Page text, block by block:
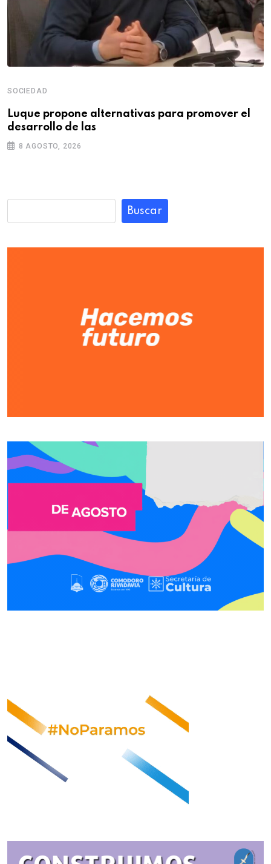
SOCIEDAD
Luque propone alternativas para promover el
desarrollo de las
8 AGOSTO, 2026
Buscar